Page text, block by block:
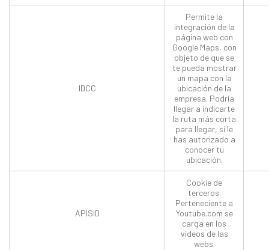
IDCC
Permite la
integración de la
página web con
Google Maps, con
objeto de que se
te pueda mostrar
un mapa con la
ubicación de la
empresa. Podría
llegar a indicarte
la ruta más corta
para llegar, si le
has autorizado a
conocer tu
ubicación.
APISID
Cookie de
terceros.
Perteneciente a
Youtube.com se
carga en los
vídeos de las
webs.